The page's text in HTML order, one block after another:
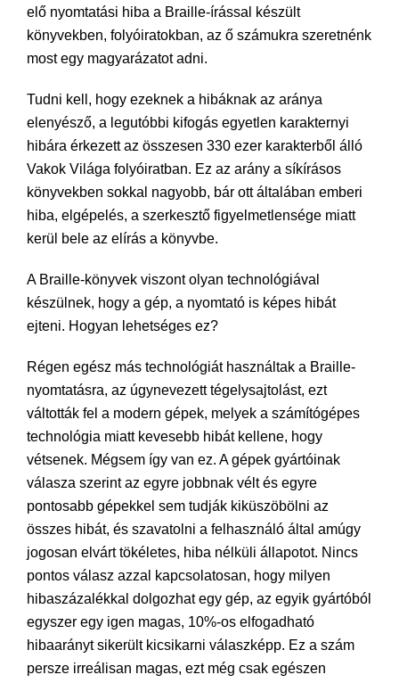
elő nyomtatási hiba a Braille-írással készült
könyvekben, folyóiratokban, az ő számukra szeretnénk
most egy magyarázatot adni.
Tudni kell, hogy ezeknek a hibáknak az aránya
elenyésző, a legutóbbi kifogás egyetlen karakternyi
hibára érkezett az összesen 330 ezer karakterből álló
Vakok Világa folyóiratban. Ez az arány a síkírásos
könyvekben sokkal nagyobb, bár ott általában emberi
hiba, elgépelés, a szerkesztő figyelmetlensége miatt
kerül bele az elírás a könyvbe.
A Braille-könyvek viszont olyan technológiával
készülnek, hogy a gép, a nyomtató is képes hibát
ejteni. Hogyan lehetséges ez?
Régen egész más technológiát használtak a Braille-
nyomtatásra, az úgynevezett tégelysajtolást, ezt
váltották fel a modern gépek, melyek a számítógépes
technológia miatt kevesebb hibát kellene, hogy
vétsenek. Mégsem így van ez. A gépek gyártóinak
válasza szerint az egyre jobbnak vélt és egyre
pontosabb gépekkel sem tudják kiküszöbölni az
összes hibát, és szavatolni a felhasználó által amúgy
jogosan elvárt tökéletes, hiba nélküli állapotot. Nincs
pontos válasz azzal kapcsolatosan, hogy milyen
hibaszázalékkal dolgozhat egy gép, az egyik gyártóból
egyszer egy igen magas, 10%-os elfogadható
hibaarányt sikerült kicsikarni válaszképp. Ez a szám
persze irreálisan magas, ezt még csak egészen